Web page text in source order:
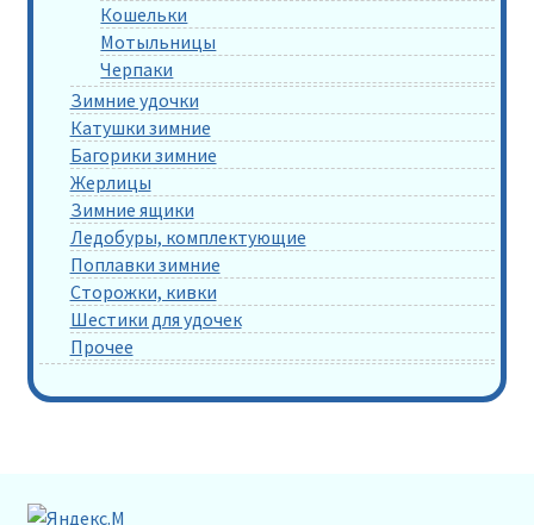
Кошельки
Мотыльницы
Черпаки
Зимние удочки
Катушки зимние
Багорики зимние
Жерлицы
Зимние ящики
Ледобуры, комплектующие
Поплавки зимние
Сторожки, кивки
Шестики для удочек
Прочее